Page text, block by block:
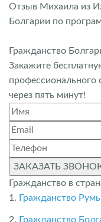
Отзыв Михаила из
Болгарии по
Гражданство
Закажите
через пять минут!
ЗАКАЗАТЬ
Гражданство в
1. Гражданство
2. Гражданство